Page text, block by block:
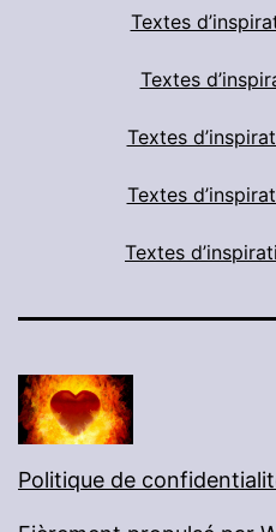
Textes
Textes
Textes
Textes
Textes
Politique de